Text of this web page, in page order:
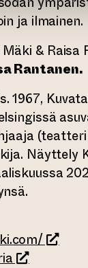
ja ilmainen.
Mäki & Raisa
Rantanen.
1967,
Näyttely
(siirtyy
(siirtyy